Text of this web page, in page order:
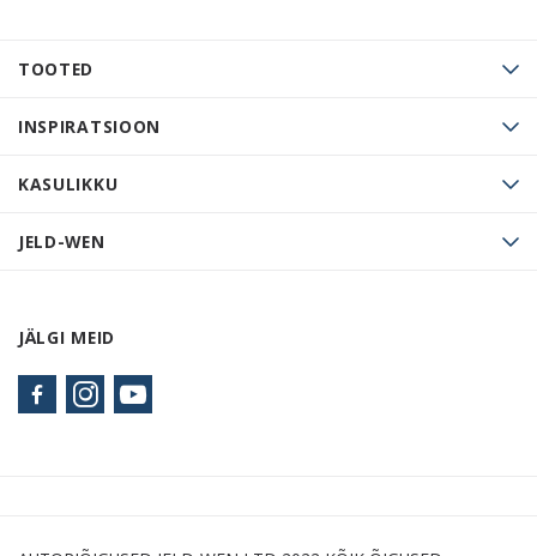
TOOTED
INSPIRATSIOON
KASULIKKU
JELD-WEN
JÄLGI MEID